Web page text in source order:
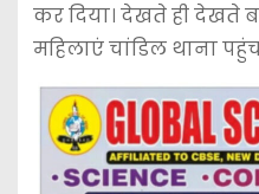
कर दिया। देखते ही देखते
महिलाएं चांडिल थाना